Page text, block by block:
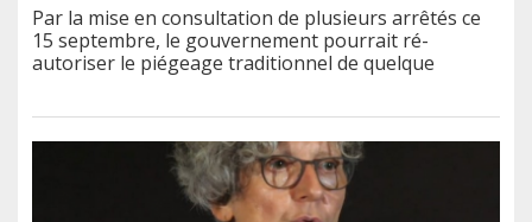
Par la mise en consultation de plusieurs arrêtés ce
15 septembre, le gouvernement pourrait ré-
autoriser le piégeage traditionnel de quelque